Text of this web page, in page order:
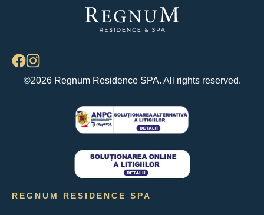
©2026 Regnum Residence SPA. All rights reserved.
REGNUM RESIDENCE SPA